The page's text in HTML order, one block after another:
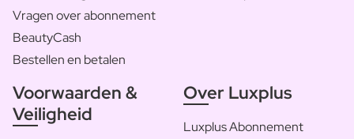
Vragen over abonnement
BeautyCash
Bestellen en betalen
Voorwaarden &
Veiligheid
Over Luxplus
Luxplus Abonnement